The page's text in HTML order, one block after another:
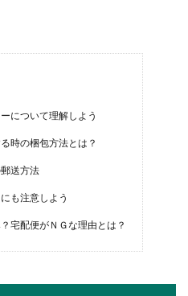
安なのが単位！落とす不安を
大学生活も後わずか。その頃になって
なるのが単位です。内定を貰ったのに
く女性の危険性とは？注意す
トについて解説
護職、コンビ二など女性でも夜勤で働
について理解しよう
時の梱包方法とは？
送方法
も注意しよう
宅配便がＮＧな理由とは？